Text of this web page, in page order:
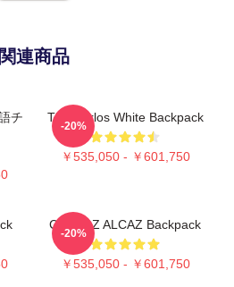
関連商品
チ
The Carlos White Backpack
￥535,050 - ￥601,750
-20%
CARLOZ ALCAZ Backpack
￥535,050 - ￥601,750
-20%